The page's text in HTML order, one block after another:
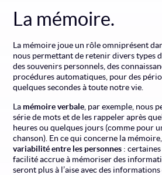
La mémoire.
La mémoire joue un rôle omniprésent
nous permettant de retenir divers types
des souvenirs personnels, des
procédures automatiques, pour des
quelques secondes à toute notre vie.
La mémoire verbale , par exemple, nous
série de mots et de les rappeler après
heures ou quelques jours (comme pour
chanson). En ce qui concerne la
variabilité entre les personnes :
facilité accrue à mémoriser des
seront plus à l’aise avec des